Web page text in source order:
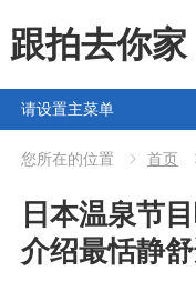
跟拍去你家
请设置主菜单
您所在的位置 首页
日本温泉节
介绍最恬静